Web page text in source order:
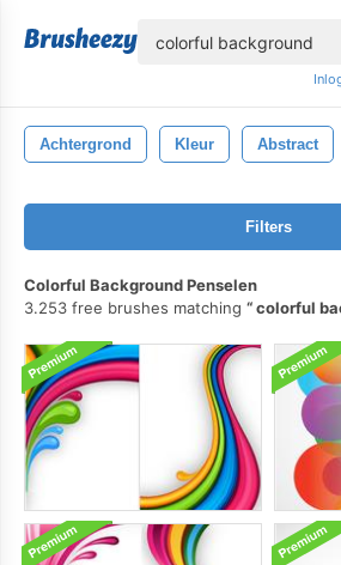
Achtergrond Kleur Abstract
Filters
Colorful Background Penselen
3.253 free brushes matching
colorful